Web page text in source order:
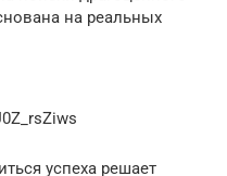
на реальных
успеха решает